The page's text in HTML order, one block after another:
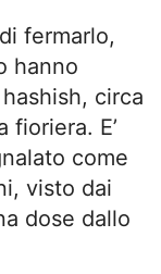
fermarlo,
hanno
circa
fioriera. E’
come
visto dai
dose dallo